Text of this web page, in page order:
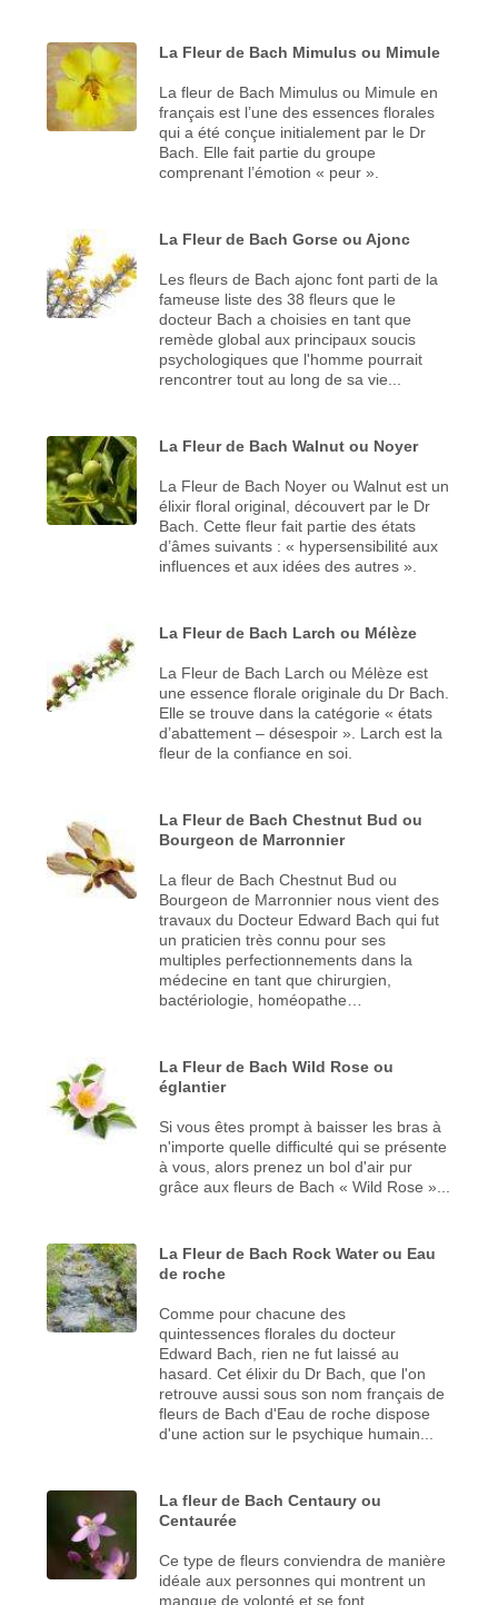
La Fleur de Bach Mimulus ou Mimule
La fleur de Bach Mimulus ou Mimule en
français est l’une des essences florales
qui a été conçue initialement par le Dr
Bach. Elle fait partie du groupe
comprenant l’émotion « peur ».
La Fleur de Bach Gorse ou Ajonc
Les fleurs de Bach ajonc font parti de la
fameuse liste des 38 fleurs que le
docteur Bach a choisies en tant que
remède global aux principaux soucis
psychologiques que l'homme pourrait
rencontrer tout au long de sa vie...
La Fleur de Bach Walnut ou Noyer
La Fleur de Bach Noyer ou Walnut est un
élixir floral original, découvert par le Dr
Bach. Cette fleur fait partie des états
d’âmes suivants : « hypersensibilité aux
influences et aux idées des autres ».
La Fleur de Bach Larch ou Mélèze
La Fleur de Bach Larch ou Mélèze est
une essence florale originale du Dr Bach.
Elle se trouve dans la catégorie « états
d’abattement – désespoir ». Larch est la
fleur de la confiance en soi.
La Fleur de Bach Chestnut Bud ou
Bourgeon de Marronnier
La fleur de Bach Chestnut Bud ou
Bourgeon de Marronnier nous vient des
travaux du Docteur Edward Bach qui fut
un praticien très connu pour ses
multiples perfectionnements dans la
médecine en tant que chirurgien,
bactériologie, homéopathe…
La Fleur de Bach Wild Rose ou
églantier
Si vous êtes prompt à baisser les bras à
n'importe quelle difficulté qui se présente
à vous, alors prenez un bol d'air pur
grâce aux fleurs de Bach « Wild Rose »...
La Fleur de Bach Rock Water ou Eau
de roche
Comme pour chacune des
quintessences florales du docteur
Edward Bach, rien ne fut laissé au
hasard. Cet élixir du Dr Bach, que l'on
retrouve aussi sous son nom français de
fleurs de Bach d'Eau de roche dispose
d'une action sur le psychique humain...
La fleur de Bach Centaury ou
Centaurée
Ce type de fleurs conviendra de manière
idéale aux personnes qui montrent un
manque de volonté et se font